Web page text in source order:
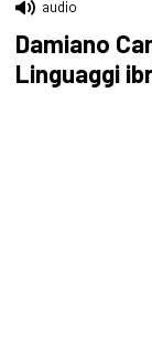
audio
Damiano
Linguaggi